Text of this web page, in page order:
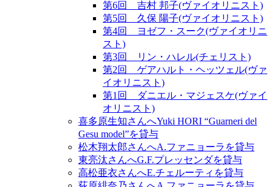
第6回 吉村 邦子(ヴァイオリニスト)
第5回 久保 陽子(ヴァイオリニスト)
第4回 ヨゼフ・スーク(ヴァイオリニ
スト)
第3回 リン・ハレル(チェリスト)
第2回 ゲアハルト・ヘッツェル(ヴァ
イオリニスト)
第1回 ダニエル・マジェスケ(ヴァイ
オリニスト)
喜多原生知さんへYuki HORI “Guarneri del
Gesu model”を貸与
松木翔太郎さんへA.ファニョーラを貸与
東亮汰さんへG.F.プレッセンダを貸与
高松亜衣さんへE.チェルーティを貸与